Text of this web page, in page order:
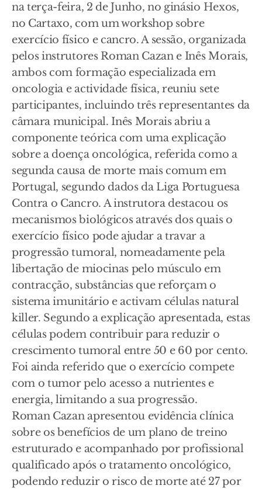
na terça-feira, 2 de Junho, no ginásio Hexos,
no Cartaxo, com um workshop sobre
exercício físico e cancro. A sessão, organizada
pelos instrutores Roman Cazan e Inês Morais,
ambos com formação especializada em
oncologia e actividade física, reuniu sete
participantes, incluindo três representantes da
câmara municipal. Inês Morais abriu a
componente teórica com uma explicação
sobre a doença oncológica, referida como a
segunda causa de morte mais comum em
Portugal, segundo dados da Liga Portuguesa
Contra o Cancro. A instrutora destacou os
mecanismos biológicos através dos quais o
exercício físico pode ajudar a travar a
progressão tumoral, nomeadamente pela
libertação de miocinas pelo músculo em
contracção, substâncias que reforçam o
sistema imunitário e activam células natural
killer. Segundo a explicação apresentada, estas
células podem contribuir para reduzir o
crescimento tumoral entre 50 e 60 por cento.
Foi ainda referido que o exercício compete
com o tumor pelo acesso a nutrientes e
energia, limitando a sua progressão.
Roman Cazan apresentou evidência clínica
sobre os benefícios de um plano de treino
estruturado e acompanhado por profissional
qualificado após o tratamento oncológico,
podendo reduzir o risco de morte até 27 por